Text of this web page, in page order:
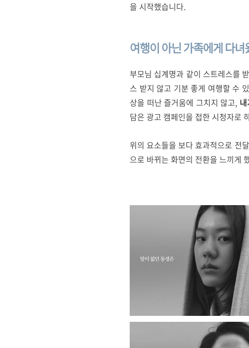
을 시작했습니다.
여행이아닌가족에게다녀
부모님 십계명과 같이 스트레스를
스 받지 않고 기분 좋게 여행할 수
상을 떠난 즐거움에 그치지 않고,
담은 광고 캠페인을 접한 시청자로
위의 요소들을 보다 효과적으로 전
으로 바뀌는 화면의 전환을 느끼게